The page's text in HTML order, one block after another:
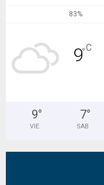
83%
9°C
9°
VIE
7°
SAB